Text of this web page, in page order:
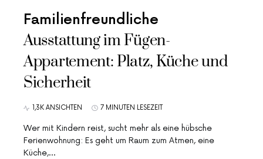
Familienfreundliche
Ausstattung im Fügen-
Appartement: Platz, Küche und
Sicherheit
1,3K ANSICHTEN 7 MINUTEN LESEZEIT
Wer mit Kindern reist, sucht mehr als eine hübsche
Ferienwohnung: Es geht um Raum zum Atmen, eine
Küche,…